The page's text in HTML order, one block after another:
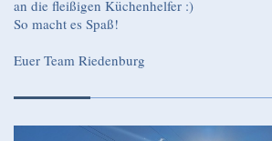
an die fleißigen Küchenhelfer :)
So macht es Spaß!
Euer Team Riedenburg